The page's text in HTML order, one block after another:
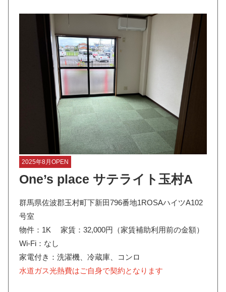
2025年8月OPEN
One’s place サテライト玉村A
群馬県佐波郡玉村町下新田796番地1ROSAハイツA102
号室
物件：1K 家賃：32,000円（家賃補助利用前の金額）
Wi-Fi：なし
家電付き：洗濯機、冷蔵庫、コンロ
水道ガス光熱費はご自身で契約となります